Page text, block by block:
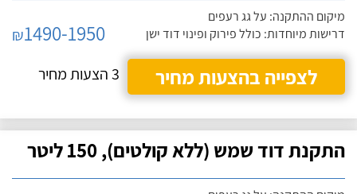
מיקום ההתקנה: על גג רעפים
דרישות מיוחדות: כולל פירוק ופינוי דוד ישן
₪1490-1950
לצפייה בהצעות מחיר
3 הצעות מחיר
התקנת דוד שמש (ללא קולטים), 150 ליטר